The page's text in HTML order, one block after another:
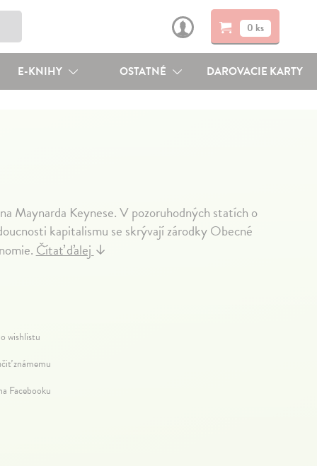
0 ks
E-KNIHY OSTATNÉ DAROVACIE KARTY
Maynarda Keynese. V pozoruhodných statích o
kapitalismu se skrývají zárodky Obecné
Čítať ďalej↓
wishlistu
známemu
Facebooku